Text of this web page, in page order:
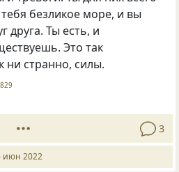
безликое море, и вы
друга. Ты есть, и
Это так
ни странно, силы.
829
3
июн 2022